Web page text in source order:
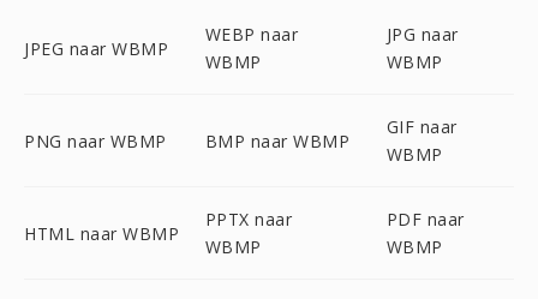
JPEG naar WBMP
WEBP naar
WBMP
JPG naar
WBMP
PNG naar WBMP BMP naar WBMP
GIF naar
WBMP
HTML naar WBMP
PPTX naar
WBMP
PDF naar
WBMP